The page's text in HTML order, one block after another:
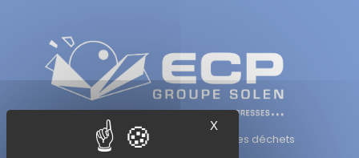
38 ans d'expérience dans la réduction des déchets
X